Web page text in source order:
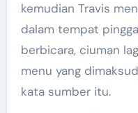
kemudian Travis
dalam tempat
berbicara, ciuman
menu yang
kata sumber itu.